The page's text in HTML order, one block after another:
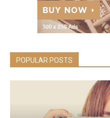
POPULAR POSTS